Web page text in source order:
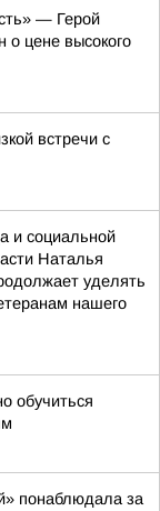
— Герой
о цене высокого
встречи с
и социальной
Наталья
уделять
нашего
обучиться
понаблюдала за